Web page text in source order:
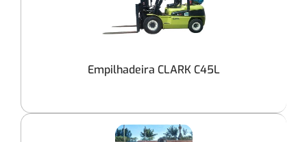
Empilhadeira CLARK C45L